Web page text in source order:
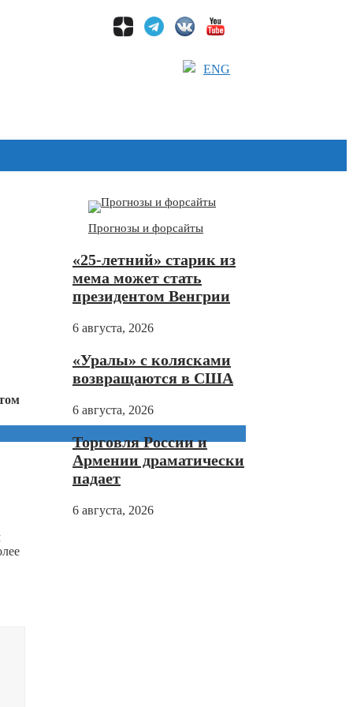
ENG
Прогнозы и форсайты
«25-летний» старик из
мема может стать
президентом Венгрии
6 августа, 2026
«Уралы» с колясками
возвращаются в США
6 августа, 2026
Торговля России и
Армении драматически
падает
6 августа, 2026